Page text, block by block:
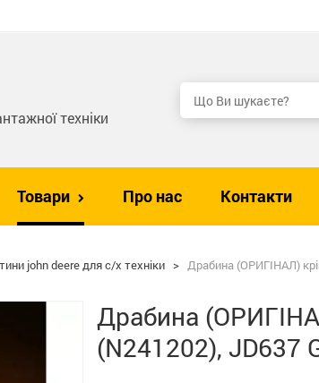
техніки
Товари Про нас Контакти
john deere для с/х техніки > Драбина (ОРИГІНАЛ)
Драбина
(N241202), JD637